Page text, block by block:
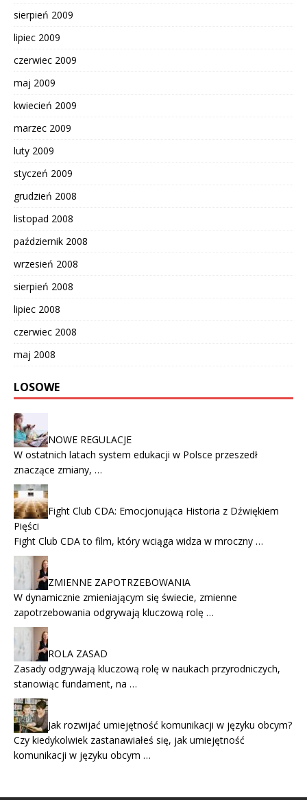
sierpień 2009
lipiec 2009
czerwiec 2009
maj 2009
kwiecień 2009
marzec 2009
luty 2009
styczeń 2009
grudzień 2008
listopad 2008
październik 2008
wrzesień 2008
sierpień 2008
lipiec 2008
czerwiec 2008
maj 2008
LOSOWE
NOWE REGULACJE
W ostatnich latach system edukacji w Polsce przeszedł
znaczące zmiany, …
Fight Club CDA: Emocjonująca Historia z Dźwiękiem
Pięści
Fight Club CDA to film, który wciąga widza w mroczny …
ZMIENNE ZAPOTRZEBOWANIA
W dynamicznie zmieniającym się świecie, zmienne
zapotrzebowania odgrywają kluczową rolę …
ROLA ZASAD
Zasady odgrywają kluczową rolę w naukach przyrodniczych,
stanowiąc fundament, na …
Jak rozwijać umiejętność komunikacji w języku obcym?
Czy kiedykolwiek zastanawiałeś się, jak umiejętność
komunikacji w języku obcym …